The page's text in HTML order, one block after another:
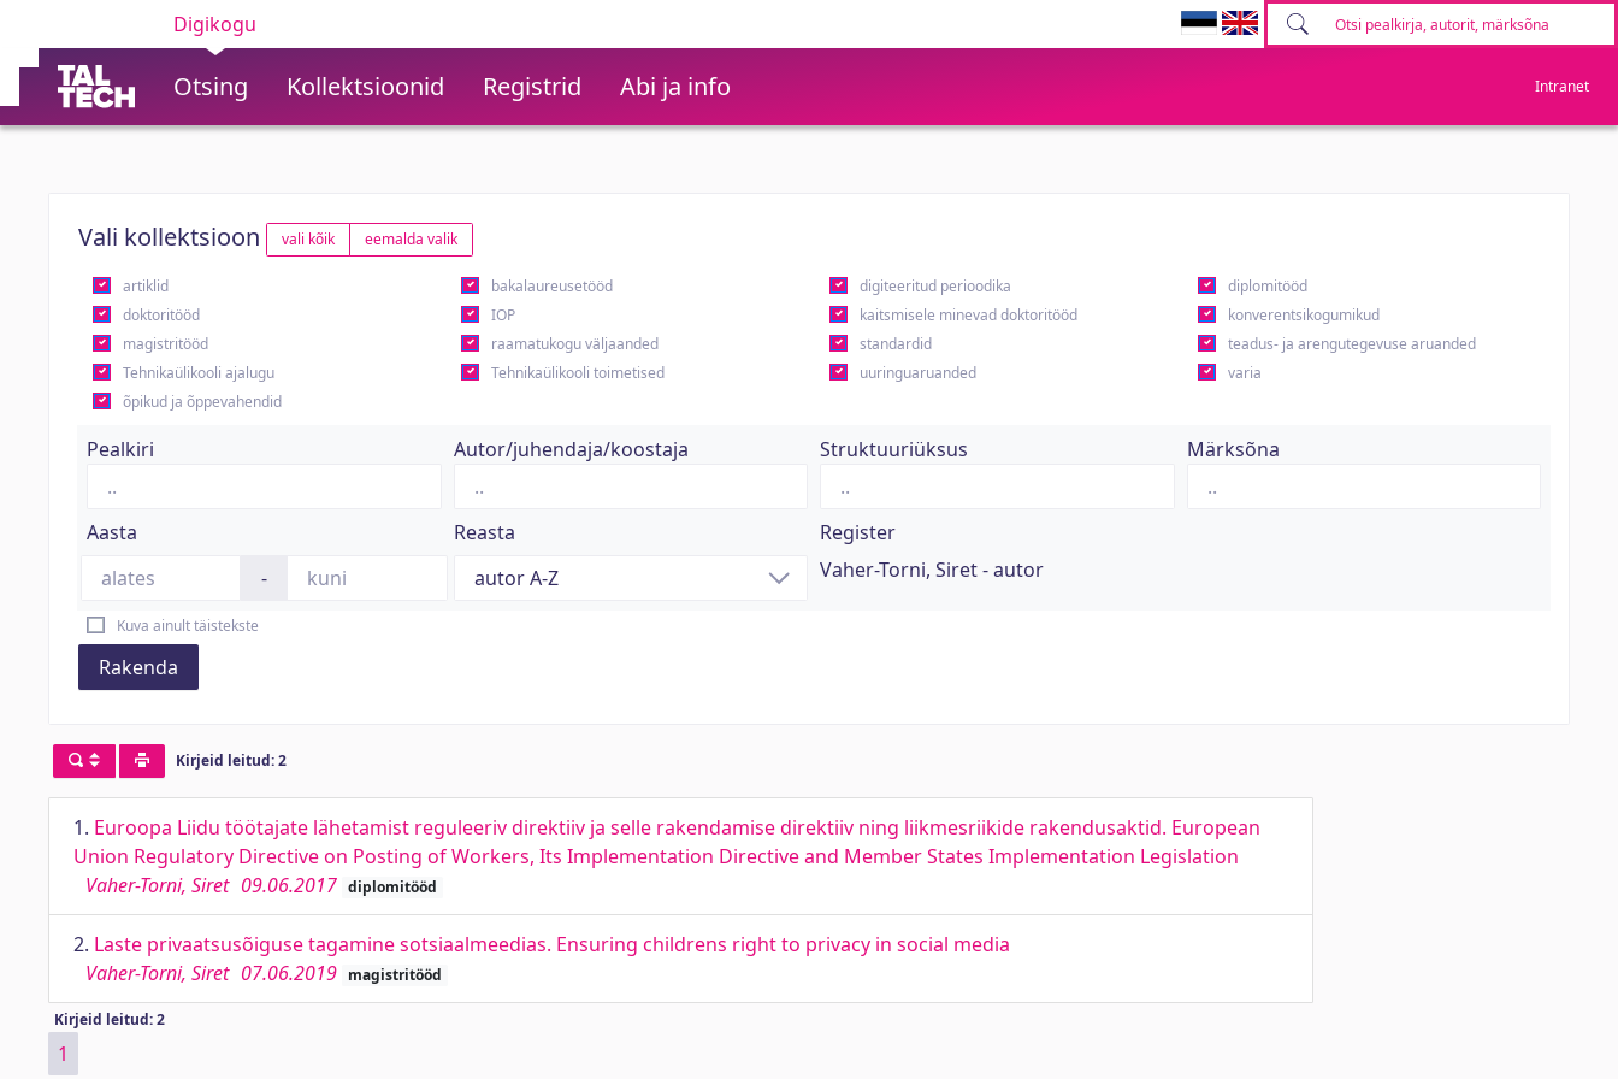
Digikogu
Otsing Kollektsioonid Registrid Abi ja info Intranet
Vali kollektsioon vali kõik eemalda valik
artiklid bakalaureusetööd digiteeritud perioodika
diplomitööd
doktoritööd
IOP kaitsmisele minevad doktoritööd
konverentsikogumikud
magistritööd
raamatukogu väljaanded standardid
teadus- ja arengutegevuse aruanded
Tehnikaülikooli ajalugu
Tehnikaülikooli toimetised uuringuaruanded
varia
õpikud ja õppevahendid
Pealkiri Autor/juhendaja/koostaja Struktuuriüksus Märksõna
Aasta
-
Reasta
Register
Vaher-Torni, Siret - autor
Kuva ainult täistekste
Rakenda
Kirjeid leitud: 2
1. Euroopa Liidu töötajate lähetamist reguleeriv direktiiv ja selle rakendamise direktiiv ning liikmesriikide rakendusaktid. European
Union Regulatory Directive on Posting of Workers, Its Implementation Directive and Member States Implementation Legislation
Vaher-Torni, Siret 09.06.2017 diplomitööd
2. Laste privaatsusõiguse tagamine sotsiaalmeedias. Ensuring childrens right to privacy in social media
Vaher-Torni, Siret 07.06.2019 magistritööd
Kirjeid leitud: 2
1